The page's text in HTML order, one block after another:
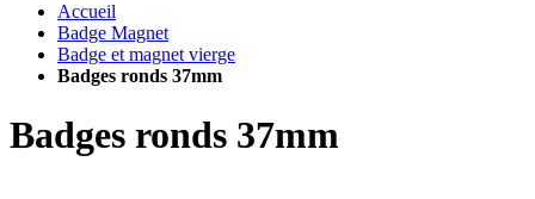
Accueil
Badge Magnet
Badge et magnet vierge
Badges ronds 37mm
Badges ronds 37mm